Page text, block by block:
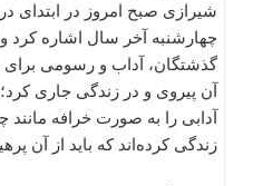
شیرازی صبح امروز در
چهارشنبه آخر سال اشاره کرد
گذشتگان، آداب و رسومی برای
آن پیروی و در زندگی جاری کرد؛
آدابی را به صورت خرافه مانند
زندگی کرده‌اند که باید از آن